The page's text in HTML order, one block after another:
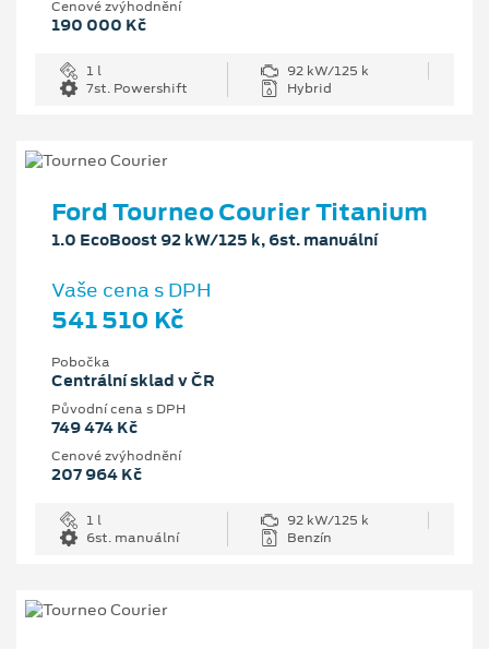
Cenové zvýhodnění
190 000 Kč
1 l
92 kW/125 k
7st. Powershift
Hybrid
Ford Tourneo Courier Titanium
1.0 EcoBoost 92 kW/125 k, 6st. manuální
Vaše cena s DPH
541 510 Kč
Pobočka
Centrální sklad v ČR
Původní cena s DPH
749 474 Kč
Cenové zvýhodnění
207 964 Kč
1 l
92 kW/125 k
6st. manuální
Benzín